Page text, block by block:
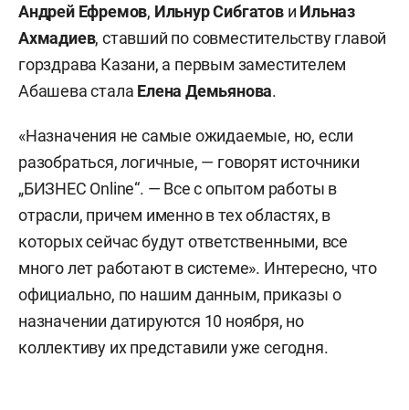
Андрей Ефремов, Ильнур Сибгатов и Ильназ
Ахмадиев, ставший по совместительству главой
горздрава Казани, а первым заместителем
Абашева стала Елена Демьянова.
«Назначения не самые ожидаемые, но, если
разобраться, логичные, — говорят источники
„БИЗНЕС Online“. — Все с опытом работы в
отрасли, причем именно в тех областях, в
которых сейчас будут ответственными, все
много лет работают в системе». Интересно, что
официально, по нашим данным, приказы о
назначении датируются 10 ноября, но
коллективу их представили уже сегодня.